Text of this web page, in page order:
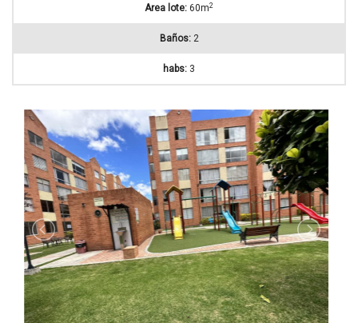
Area lote: 60m2
Baños: 2
habs: 3